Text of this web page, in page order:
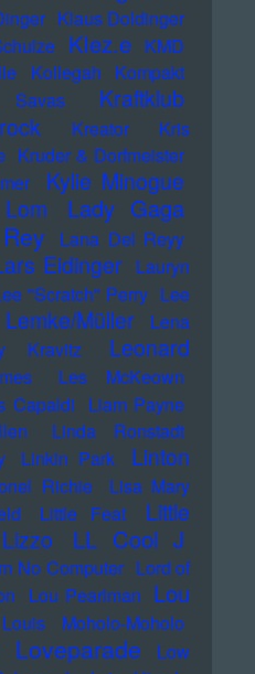
Klaus Doldinger
Klez.e KMD
Kollegah Kompakt
Kraftklub
Kreator
Kris
Kruder & Dorfmeister
Kylie Minogue
Lady Gaga
Lana Del Reyy
Eidinger Lauryn
"Scratch" Perry Lee
Lemke/Müller
Lena
Kravitz
Leonard
Les McKeown
Capaldi Liam Payne
Linda Ronstadt
Linkin Park
Linton
Richie
Lisa Mary
Little Feat
Little
Lizzo LL Cool J
No Computer Lord of
Lou Pearlman Lou
Louis Moholo-Moholo
Loveparade
Low